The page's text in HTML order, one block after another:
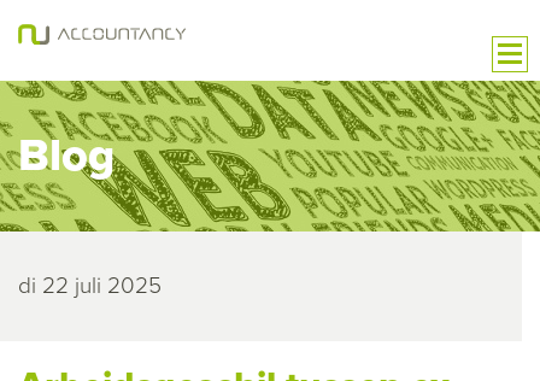
Blog
di 22 juli 2025